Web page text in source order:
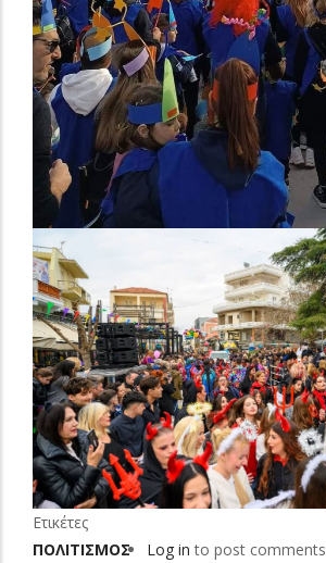
Ετικέτες
ΠΟΛΙΤΙΣΜΟΣ
Log in to post comments